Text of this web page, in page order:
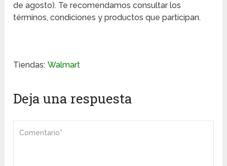
de agosto). Te recomendamos consultar los
términos, condiciones y productos que participan.
Tiendas: Walmart
Deja una respuesta